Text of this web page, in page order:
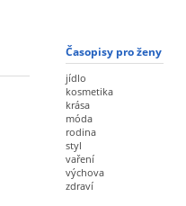
Časopisy pro ženy
jídlo
kosmetika
krása
móda
rodina
styl
vaření
výchova
zdraví